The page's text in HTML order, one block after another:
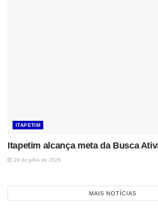
ITAPETIM
Itapetim alcança meta da Busca
29 de julho de 2026
MAIS NOTÍCIAS